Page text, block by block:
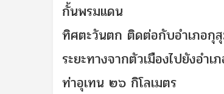
กั้นพรมแดน
ทิศตะวันตก ติดต่อกับอำเภอกุ
ระยะทางจากตัวเมืองไปยังอำเ
ท่าอุเทน ๒๖ กิโลเมตร